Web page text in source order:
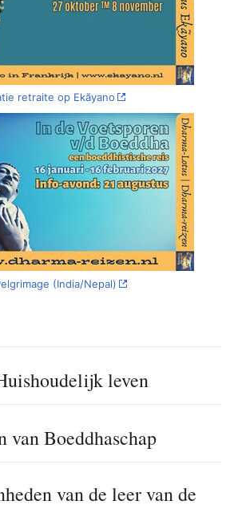
retraite op Ekãyano
(India/Nepal)
leven
van Boeddhaschap
van de leer van de